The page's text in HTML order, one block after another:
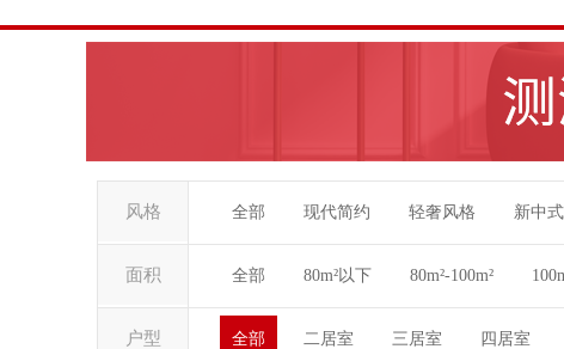
风格 全部 现代简约 轻奢风格 新中式
面积 全部 80m²以下 80m²-100m²
户型 全部 二居室 三居室 四居室